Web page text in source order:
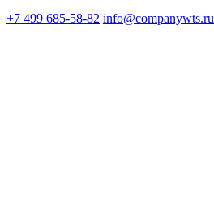
+7 499 685-58-82 info@companywts.ru